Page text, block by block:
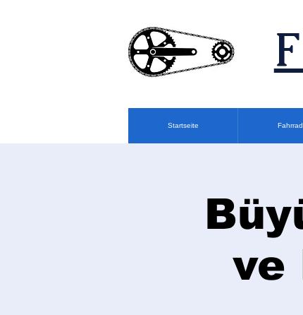
Startseite
ve